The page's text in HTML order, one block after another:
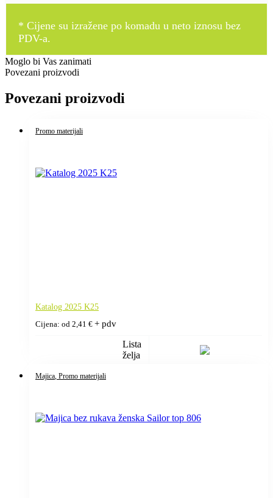
* Cijene su izražene po komadu u neto iznosu bez
PDV-a.
Moglo bi Vas zanimati
Povezani proizvodi
Povezani proizvodi
Promo materijali
Katalog 2025 K25
Cijena: od 2,41 € + pdv
Lista
želja
Majica, Promo materijali